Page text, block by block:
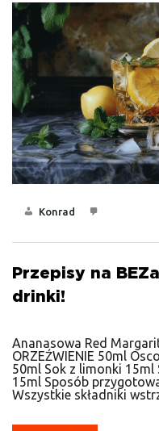
Konrad
Przepisy na
drinki!
Ananasowa Red
ORZEŹWIENIE 50ml
50ml Sok z limonki 15ml
15ml Sposób
Wszystkie składniki